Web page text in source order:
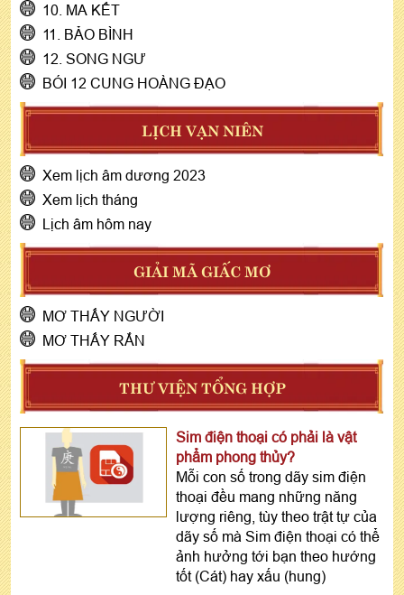
10. MA KẾT
11. BẢO BÌNH
12. SONG NGƯ
BÓI 12 CUNG HOÀNG ĐẠO
LỊCH VẠN NIÊN
Xem lịch âm dương 2023
Xem lịch tháng
Lịch âm hôm nay
GIẢI MÃ GIẤC MƠ
MƠ THẤY NGƯỜI
MƠ THẤY RẮN
THƯ VIỆN TỔNG HỢP
Sim điện thoại có phải là vật
phẩm phong thủy?
Mỗi con số trong dãy sim điện
thoại đều mang những năng
lượng riêng, tùy theo trật tự của
dãy số mà Sim điện thoại có thể
ảnh hưởng tới bạn theo hướng
tốt (Cát) hay xấu (hung)